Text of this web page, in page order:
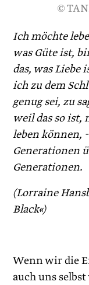
©
Ich möchte
was Güte ist,
das, was Liebe
ich zu dem
genug sei, zu
weil das so ist,
leben können,
Generationen
Generationen.
(Lorraine
Black«)
Wenn wir die
auch uns